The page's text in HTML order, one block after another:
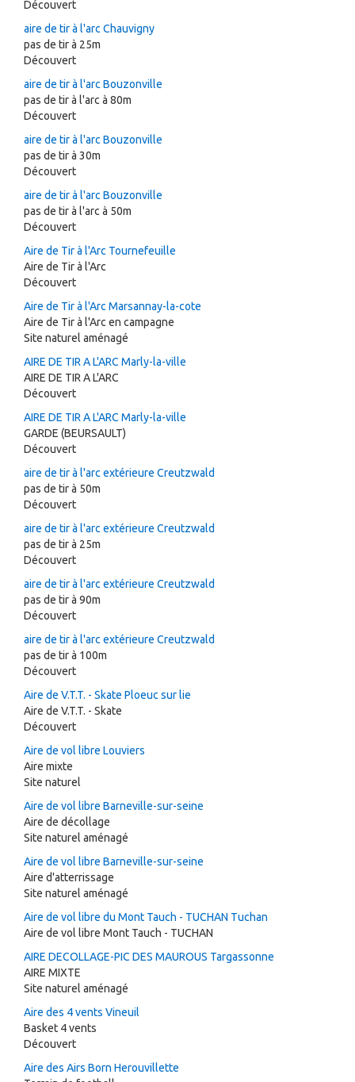
Découvert
aire de tir à l'arc Chauvigny
pas de tir à 25m
Découvert
aire de tir à l'arc Bouzonville
pas de tir à l'arc à 80m
Découvert
aire de tir à l'arc Bouzonville
pas de tir à 30m
Découvert
aire de tir à l'arc Bouzonville
pas de tir à l'arc à 50m
Découvert
Aire de Tir à l'Arc Tournefeuille
Aire de Tir à l'Arc
Découvert
Aire de Tir à l'Arc Marsannay-la-cote
Aire de Tir à l'Arc en campagne
Site naturel aménagé
AIRE DE TIR A L'ARC Marly-la-ville
AIRE DE TIR A L'ARC
Découvert
AIRE DE TIR A L'ARC Marly-la-ville
GARDE (BEURSAULT)
Découvert
aire de tir à l'arc extérieure Creutzwald
pas de tir à 50m
Découvert
aire de tir à l'arc extérieure Creutzwald
pas de tir à 25m
Découvert
aire de tir à l'arc extérieure Creutzwald
pas de tir à 90m
Découvert
aire de tir à l'arc extérieure Creutzwald
pas de tir à 100m
Découvert
Aire de V.T.T. - Skate Ploeuc sur lie
Aire de V.T.T. - Skate
Découvert
Aire de vol libre Louviers
Aire mixte
Site naturel
Aire de vol libre Barneville-sur-seine
Aire de décollage
Site naturel aménagé
Aire de vol libre Barneville-sur-seine
Aire d'atterrissage
Site naturel aménagé
Aire de vol libre du Mont Tauch - TUCHAN Tuchan
Aire de vol libre Mont Tauch - TUCHAN
AIRE DECOLLAGE-PIC DES MAUROUS Targassonne
AIRE MIXTE
Site naturel aménagé
Aire des 4 vents Vineuil
Basket 4 vents
Découvert
Aire des Airs Born Herouvillette